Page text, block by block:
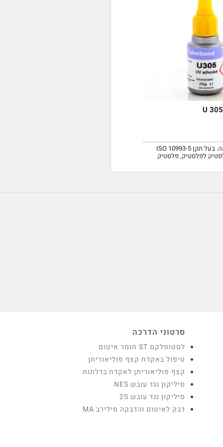
דבק לתחום הרפואה. בעל תקן ISO 10993-5
לפלסטיק, פלסטיק
סרטוני הדרכה
לסטופלקס ST חומר איטום
טיפול באקדח קצף פוליאוריתן
קצף פוליאוריתן לאקדח בדלתות
סיליקון נגד עובש NES
סיליקון נגד עובש 2S
דבק לאיטום והדבקה סילירב MA